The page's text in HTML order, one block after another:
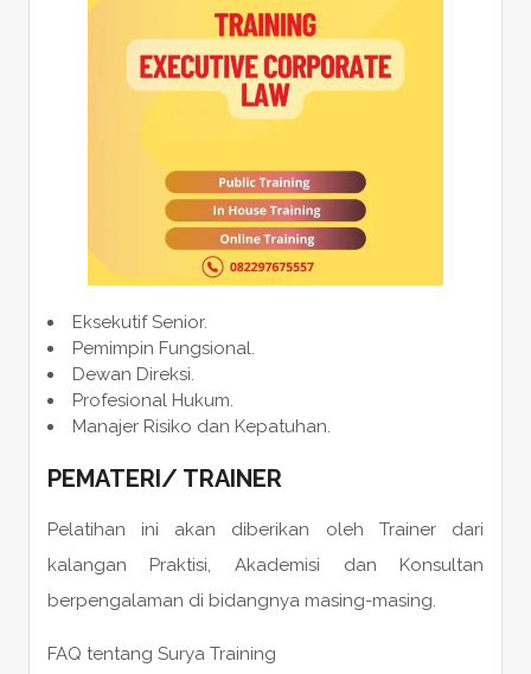
Eksekutif Senior.
Pemimpin Fungsional.
Dewan Direksi.
Profesional Hukum.
Manajer Risiko dan Kepatuhan.
PEMATERI/ TRAINER
Pelatihan ini akan diberikan oleh Trainer dari
kalangan Praktisi, Akademisi dan Konsultan
berpengalaman di bidangnya masing-masing.
FAQ tentang Surya Training